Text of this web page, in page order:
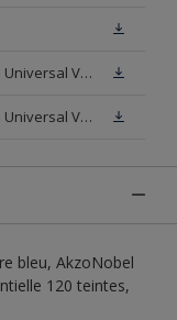
Fiche de données de sécurité Alpha Universal Velours Base W05
Fiche de données de sécurité Alpha Universal Velours Base N00
bleu, AkzoNobel
120 teintes,